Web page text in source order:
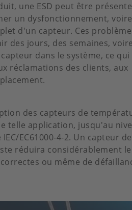
une ESD peut être
un dysfonctionnement,
d'un capteur. Ces
des jours, des semaines,
dans le système, ce
réclamations des clients, aux
des capteurs de
telle application, jusqu'au
EC61000-4-2. Un capteur de
réduira considérablement
ou même de